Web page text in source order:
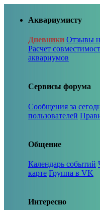
Аквариумисту
Дневники Отзывы
Расчет
аквариумов
Сервисы форума
Сообщения за
пользователей
Общение
Календарь событий
карте Группа в VK
Интересно